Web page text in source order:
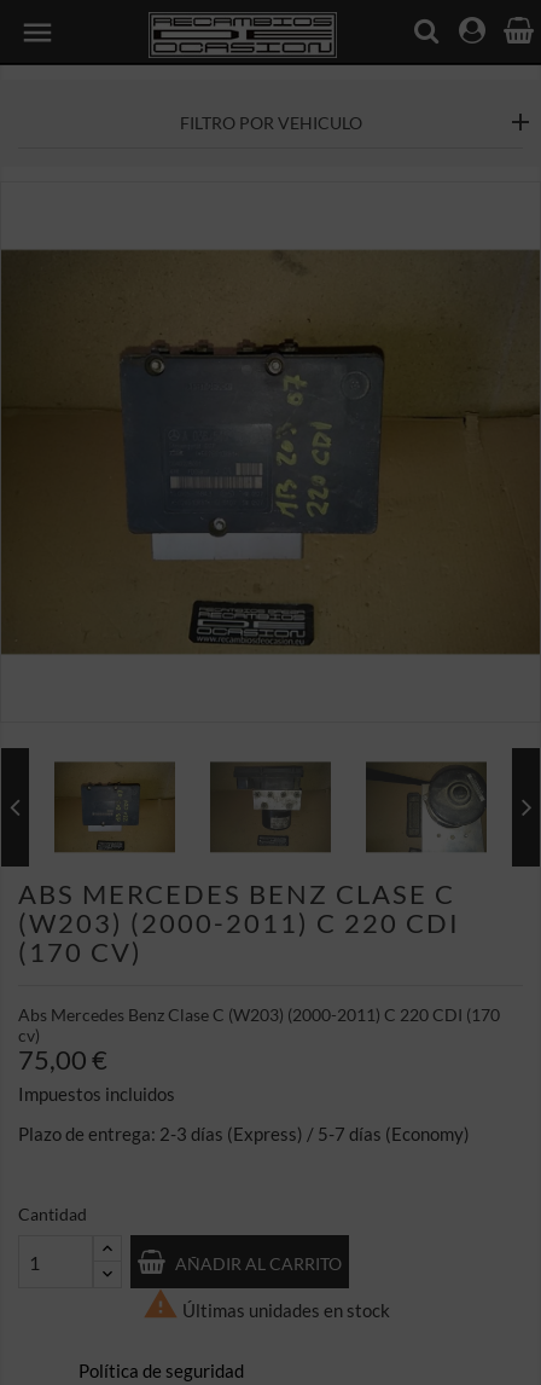

FILTRO POR VEHICULO
ABS MERCEDES BENZ CLASE C
(W203) (2000-2011) C 220 CDI
(170 CV)
Abs Mercedes Benz Clase C (W203) (2000-2011) C 220 CDI (170
cv)
75,00 €
Impuestos incluidos
Plazo de entrega: 2-3 días (Express) / 5-7 días (Economy)
Cantidad
AÑADIR AL CARRITO
 Últimas unidades en stock
Política de seguridad